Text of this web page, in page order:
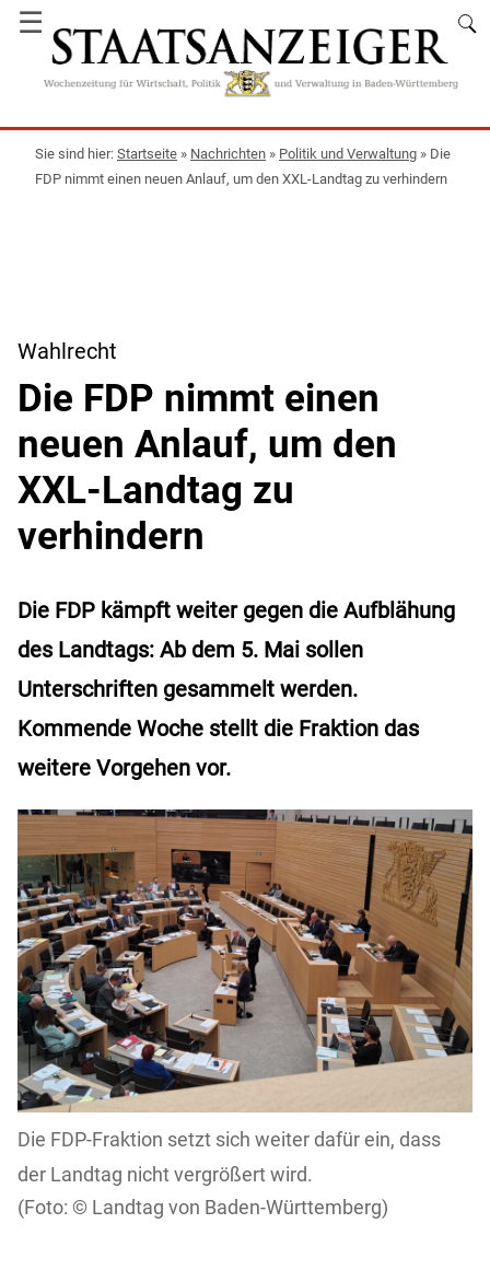
☰
Startseite » Nachrichten » Politik und Verwaltung » Die
FDP nimmt einen neuen Anlauf, um den XXL-Landtag zu verhindern
Wahlrecht
Die FDP nimmt einen
neuen Anlauf, um den
XXL-Landtag zu
verhindern
Die FDP kämpft weiter gegen die Aufblähung
des Landtags: Ab dem 5. Mai sollen
Unterschriften gesammelt werden.
Kommende Woche stellt die Fraktion das
weitere Vorgehen vor.
Die FDP-Fraktion setzt sich weiter dafür ein, dass
der Landtag nicht vergrößert wird.
Landtag von Baden-Württemberg)